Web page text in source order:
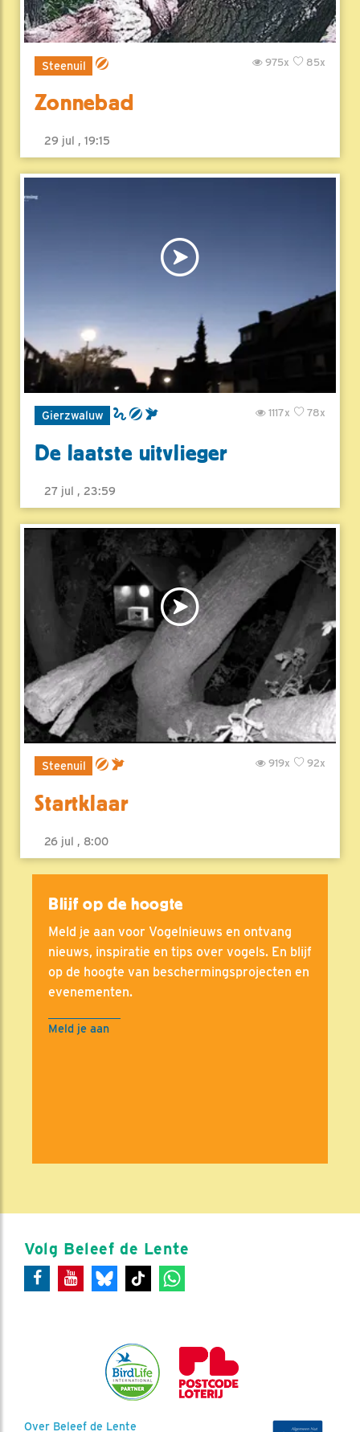
Steenuil 85x
975x
Zonnebad
29 jul , 19:15
Gierzwaluw 78x
1117x
De laatste uitvlieger
27 jul , 23:59
Steenuil 92x
919x
Startklaar
26 jul , 8:00
Blijf op de hoogte
Meld je aan voor Vogelnieuws en ontvang
nieuws, inspiratie en tips over vogels. En blijf
op de hoogte van beschermingsprojecten en
evenementen.
Meld je aan
Volg Beleef de Lente
Over Beleef de Lente